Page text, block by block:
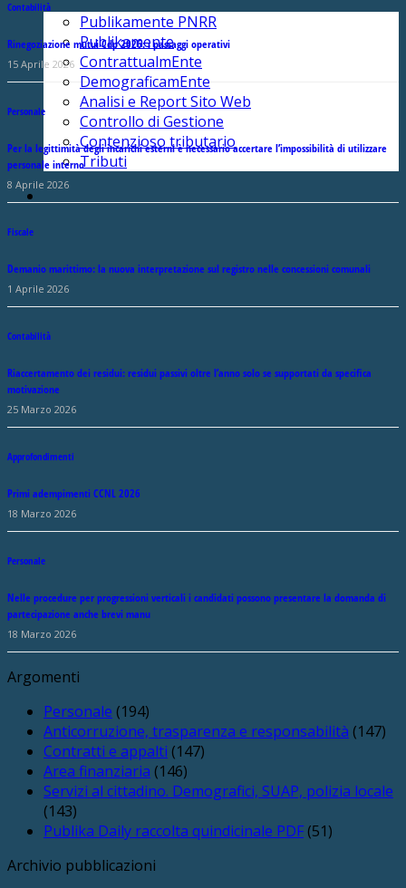
Publikamente PNRR
Publikamente
ContrattualmEnte
DemograficamEnte
Analisi e Report Sito Web
Controllo di Gestione
Contenzioso tributario
Tributi
Contabilità
Rinegoziazione mutui Cdp 2026: i passaggi operativi
15 Aprile 2026
Personale
Per la legittimità degli incarichi esterni è necessario accertare l’impossibilità di utilizzare
personale interno
8 Aprile 2026
Fiscale
Demanio marittimo: la nuova interpretazione sul registro nelle concessioni comunali
1 Aprile 2026
Contabilità
Riaccertamento dei residui: residui passivi oltre l’anno solo se supportati da specifica
motivazione
25 Marzo 2026
Approfondimenti
Primi adempimenti CCNL 2026
18 Marzo 2026
Personale
Nelle procedure per progressioni verticali i candidati possono presentare la domanda di
partecipazione anche brevi manu
18 Marzo 2026
Argomenti
Personale (194)
Anticorruzione, trasparenza e responsabilità (147)
Contratti e appalti (147)
Area finanziaria (146)
Servizi al cittadino. Demografici, SUAP, polizia locale
(143)
Publika Daily raccolta quindicinale PDF(51)
Archivio pubblicazioni